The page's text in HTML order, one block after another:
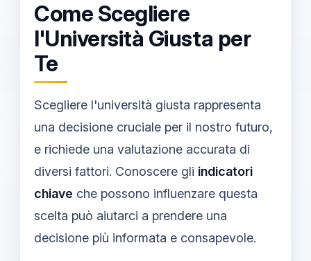
Come Scegliere
l'Università Giusta per
Te
Scegliere l'università giusta rappresenta
una decisione cruciale per il nostro futuro,
e richiede una valutazione accurata di
diversi fattori. Conoscere gli indicatori
chiave che possono influenzare questa
scelta può aiutarci a prendere una
decisione più informata e consapevole.